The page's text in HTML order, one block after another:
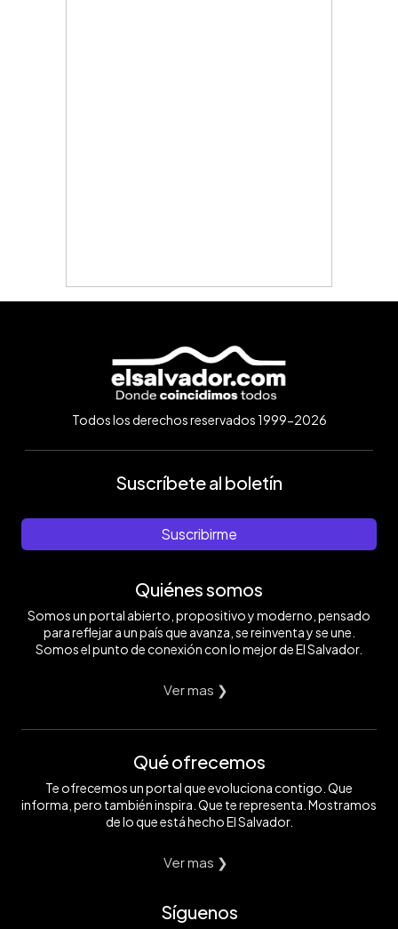
Todos los derechos reservados 1999-2026
Suscríbete al boletín
Suscribirme
Quiénes somos
Somos un portal abierto, propositivo y moderno, pensado
para reflejar a un país que avanza, se reinventa y se une.
Somos el punto de conexión con lo mejor de El Salvador.
Ver mas ❯
Qué ofrecemos
Te ofrecemos un portal que evoluciona contigo. Que
informa, pero también inspira. Que te representa. Mostramos
de lo que está hecho El Salvador.
Ver mas ❯
Síguenos